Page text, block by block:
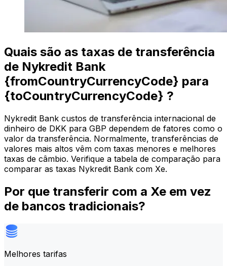
Quais são as taxas de transferência
de Nykredit Bank
{fromCountryCurrencyCode} para
{toCountryCurrencyCode} ?
Nykredit Bank custos de transferência internacional de
dinheiro de DKK para GBP dependem de fatores como o
valor da transferência. Normalmente, transferências de
valores mais altos vêm com taxas menores e melhores
taxas de câmbio. Verifique a tabela de comparação para
comparar as taxas Nykredit Bank com Xe.
Por que transferir com a Xe em vez
de bancos tradicionais?
Melhores tarifas